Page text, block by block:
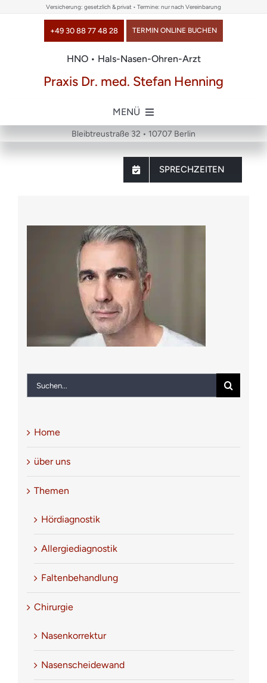
Versicherung: gesetzlich & privat • Termine: nur nach Vereinbarung
HNO • Hals-Nasen-Ohren-Arzt
+49 30 88 77 48 28 TERMIN ONLINE BUCHEN
Praxis Dr. med. Stefan Henning
MENÜ
Home
SPRECHZEITEN
Bleibtreustraße 32 • 10707 Berlin
Suche
nach:
Home
über uns
Themen
Hördiagnostik
Allergiediagnostik
Faltenbehandlung
Chirurgie
Nasenkorrektur
Nasenscheidewand